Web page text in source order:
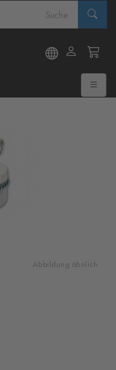
Abbildung ähnlich